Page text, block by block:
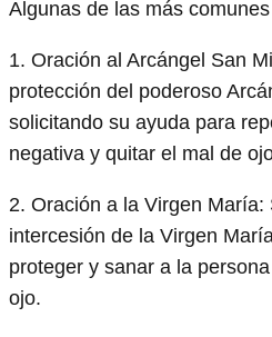
Algunas de las más
1. Oración al Arcángel San
protección del poderoso
solicitando su ayuda para
negativa y quitar el mal de
2. Oración a la Virgen María:
intercesión de la Virgen
proteger y sanar a la
ojo.